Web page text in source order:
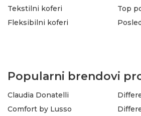
Tekstilni koferi
Fleksibilni koferi
Top
Popularni brendovi
Claudia Donatelli
Comfort by Lusso